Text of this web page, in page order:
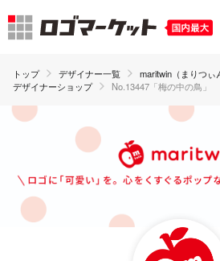
トップ デザイナー一覧
maritwin（まりつぃ
デザイナーショップ
No.13447「梅の中の鳥」